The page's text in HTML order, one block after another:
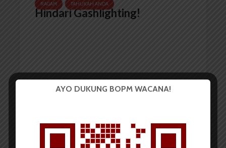
RAGAM TAHUKAH ANDA
Hindari Gashlighting!
AYO DUKUNG BOPM WACANA!